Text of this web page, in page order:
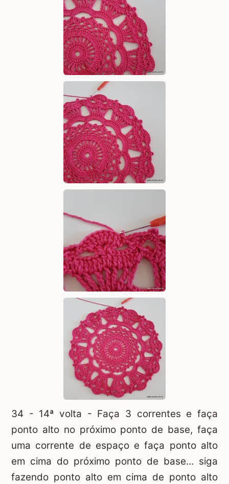
34 - 14ª volta - Faça 3 correntes e faça
ponto alto no próximo ponto de base, faça
uma corrente de espaço e faça ponto alto
em cima do próximo ponto de base... siga
fazendo ponto alto em cima de ponto alto